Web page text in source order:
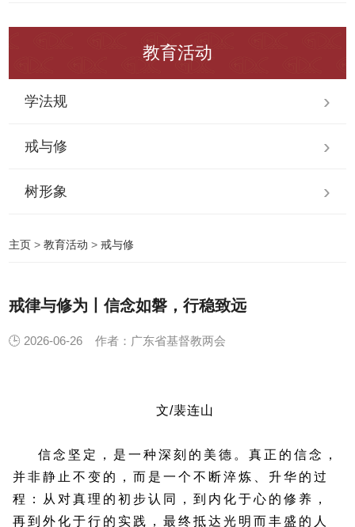
教育活动
学法规
戒与修
树形象
主页 >教育活动 >戒与修
戒律与修为丨信念如磐，行稳致远
🕒 2026-06-26 作者：广东省基督教两会
文/裴连山
信念坚定，是一种深刻的美德。真正的信念，
并非静止不变的，而是一个不断淬炼、升华的过
程：从对真理的初步认同，到内化于心的修养，
再到外化于行的实践，最终抵达光明而丰盛的人